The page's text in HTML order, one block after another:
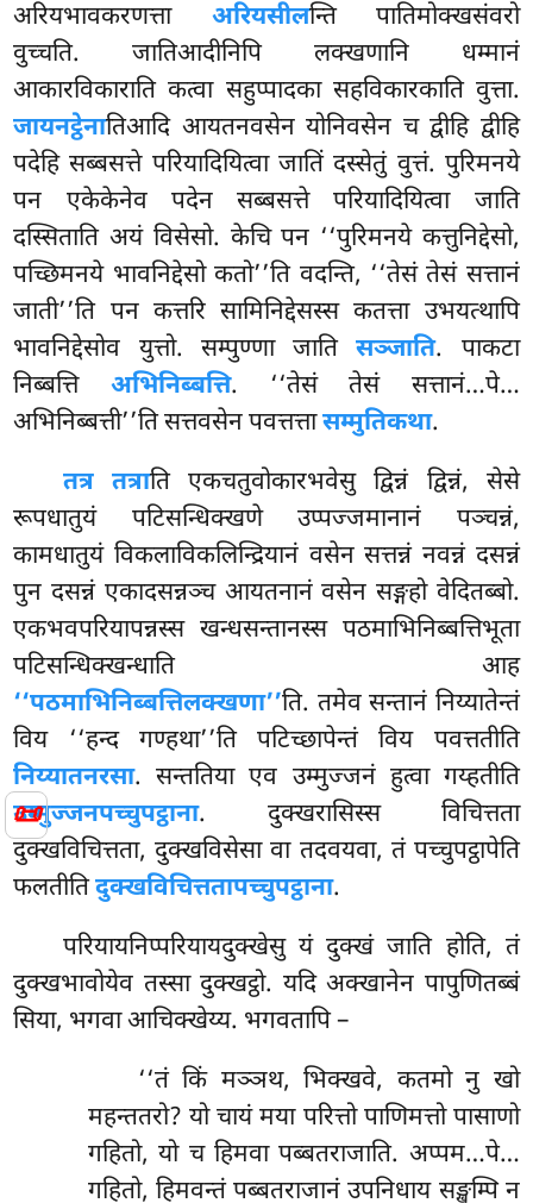
📜
अरियभावकरणत्ता अरियसीलन्ति पातिमोक्खसंवरो
वुच्चति. जातिआदीनिपि लक्खणानि धम्मानं
आकारविकाराति कत्वा सहुप्पादका सहविकारकाति वुत्ता.
जायनट्ठेनातिआदि आयतनवसेन योनिवसेन च द्वीहि द्वीहि
पदेहि सब्बसत्ते परियादियित्वा जातिं दस्सेतुं वुत्तं. पुरिमनये
पन एकेकेनेव पदेन सब्बसत्ते परियादियित्वा जाति
दस्सिताति अयं विसेसो. केचि पन ‘‘पुरिमनये कत्तुनिद्देसो,
पच्छिमनये भावनिद्देसो कतो’’ति वदन्ति, ‘‘तेसं तेसं सत्तानं
जाती’’ति पन कत्तरि सामिनिद्देसस्स कतत्ता उभयत्थापि
भावनिद्देसोव युत्तो. सम्पुण्णा जातिसञ्जाति. पाकटा
निब्बत्ति अभिनिब्बत्ति. ‘‘तेसं तेसं सत्तानं…पे…
अभिनिब्बत्ती’’ति सत्तवसेन पवत्तत्तासम्मुतिकथा.
तत्र तत्राति एकचतुवोकारभवेसु द्विन्नं द्विन्नं, सेसे
रूपधातुयं पटिसन्धिक्खणे उप्पज्जमानानं पञ्चन्नं,
कामधातुयं विकलाविकलिन्द्रियानं वसेन सत्तन्नं नवन्नं दसन्नं
पुन दसन्नं एकादसन्नञ्च आयतनानं वसेन सङ्गहो वेदितब्बो.
एकभवपरियापन्नस्स खन्धसन्तानस्स पठमाभिनिब्बत्तिभूता
पटिसन्धिक्खन्धाति आह
‘‘पठमाभिनिब्बत्तिलक्खणा’’ति. तमेव सन्तानं निय्यातेन्तं
विय ‘‘हन्द गण्हथा’’ति पटिच्छापेन्तं विय पवत्ततीति
निय्यातनरसा. सन्ततिया एव उम्मुज्जनं हुत्वा गय्हतीति
उम्मुज्जनपच्चुपट्ठाना. दुक्खरासिस्स विचित्तता
दुक्खविचित्तता, दुक्खविसेसा वा तदवयवा, तं पच्चुपट्ठापेति
फलतीतिदुक्खविचित्ततापच्चुपट्ठाना.
परियायनिप्परियायदुक्खेसुयं दुक्खं जाति होति, तं
दुक्खभावोयेव तस्सा दुक्खट्ठो. यदि अक्खानेन पापुणितब्बं
सिया, भगवा आचिक्खेय्य. भगवतापि –
‘‘तं किं मञ्ञथ, भिक्खवे, कतमो नु खो
महन्ततरो? यो चायं मया परित्तो पाणिमत्तो पासाणो
गहितो, यो च हिमवा पब्बतराजाति. अप्पम…पे…
गहितो, हिमवन्तं पब्बतराजानं उपनिधाय सङ्खम्पि न